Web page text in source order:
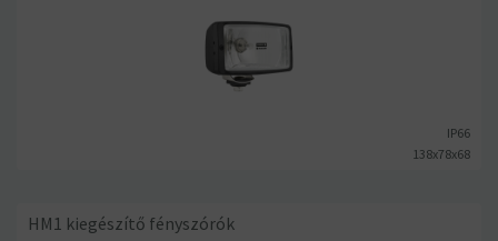
138x78x68
IP66
HM1 kiegészítő fényszórók